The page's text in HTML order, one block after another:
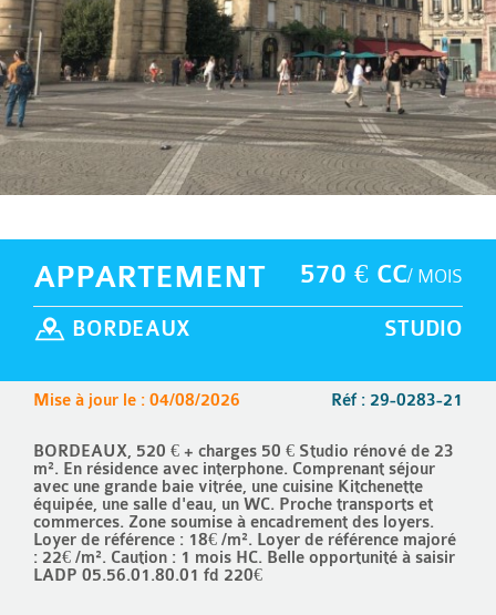
570 € CC/ MOIS
APPARTEMENT
STUDIO
BORDEAUX
Réf : 29-0283-21
Mise à jour le : 04/08/2026
BORDEAUX, 520 € + charges 50 € Studio rénové de 23
m². En résidence avec interphone. Comprenant séjour
avec une grande baie vitrée, une cuisine Kitchenette
équipée, une salle d'eau, un WC. Proche transports et
commerces. Zone soumise à encadrement des loyers.
Loyer de référence : 18€ /m². Loyer de référence majoré
: 22€ /m². Caution : 1 mois HC. Belle opportunité à saisir
LADP 05.56.01.80.01 fd 220€